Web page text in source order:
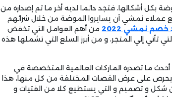
أشكالها، فتجد دائما لديه أخر ما تم إصداره من
عملاء نمشي أن يسايروا الموضة من خلال شرائهم
خصم نمشي 2022
من أهم العوامل التي تخفض
تأتي إلي المتجر، و من أبرز السلع التي تشملها هذه
ما تصدره الماركات العالمية المتخصصة في
يحرص على عرض القصات المختلفة من كل منها، هذا
شكل و تصميم و التي يستطيع كلا من الفتيات و